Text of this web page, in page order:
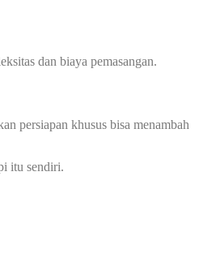
dan biaya pemasangan.
persiapan khusus bisa menambah
itu sendiri.